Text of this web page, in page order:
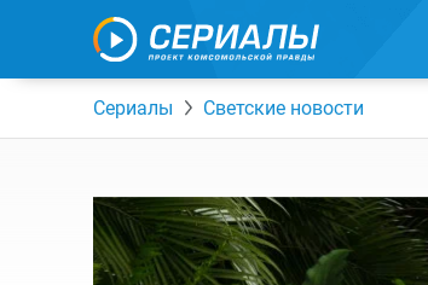
Сериалы Светские новости